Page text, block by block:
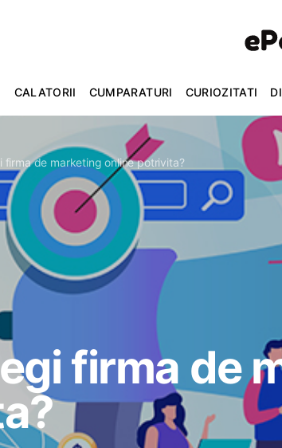
CALATORII CUMPARATURI CURIOZITATI
firma de marketing online potrivita?
firma de